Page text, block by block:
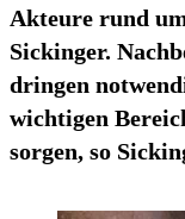
Akteure rund
Sickinger.
dringen
wichtigen
sorgen, so